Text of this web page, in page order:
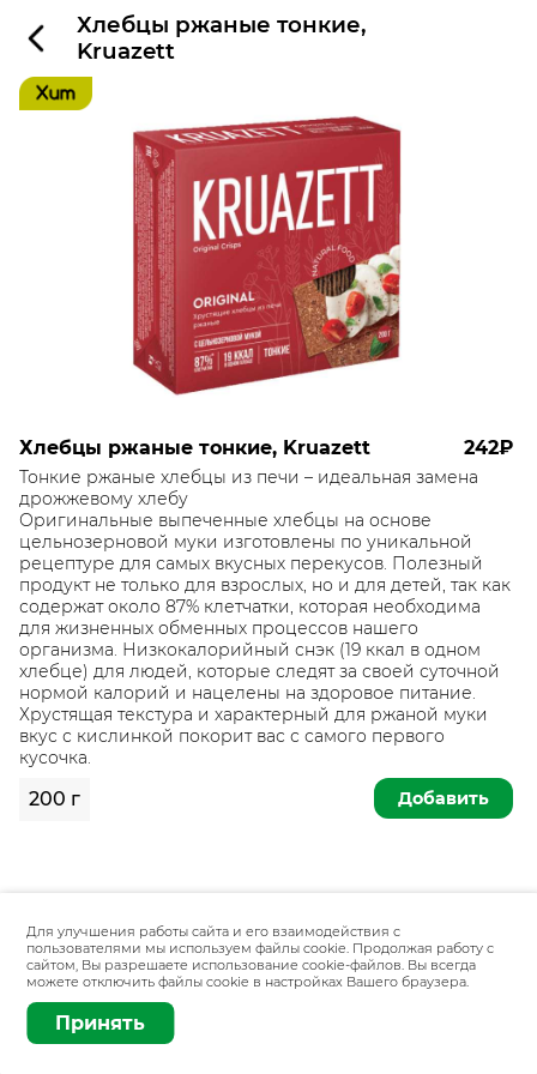
Хлебцы ржаные тонкие,
Kruazett
Хлебцы ржаные тонкие, Kruazett 242₽
Тонкие ржаные хлебцы из печи – идеальная замена
дрожжевому хлебу
Оригинальные выпеченные хлебцы на основе
цельнозерновой муки изготовлены по уникальной
рецептуре для самых вкусных перекусов. Полезный
продукт не только для взрослых, но и для детей, так как
содержат около 87% клетчатки, которая необходима
для жизненных обменных процессов нашего
организма. Низкокалорийный снэк (19 ккал в одном
хлебце) для людей, которые следят за своей суточной
нормой калорий и нацелены на здоровое питание.
Хрустящая текстура и характерный для ржаной муки
вкус с кислинкой покорит вас с самого первого
кусочка.
200 г Добавить
Для улучшения работы сайта и его взаимодействия с
пользователями мы используем файлы cookie. Продолжая работу с
сайтом, Вы разрешаете использование cookie-файлов. Вы всегда
можете отключить файлы cookie в настройках Вашего браузера.
Принять